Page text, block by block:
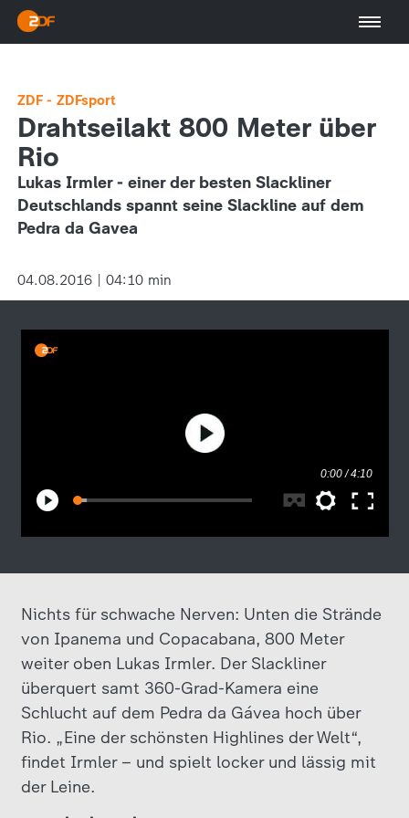
ZDF - ZDFsport
Drahtseilakt 800 Meter über
Rio
Lukas Irmler - einer der besten Slackliner
Deutschlands spannt seine Slackline auf dem
Pedra da Gavea
04.08.2016 | 04:10 min
Nichts für schwache Nerven: Unten die Strände
von Ipanema und Copacabana, 800 Meter
weiter oben Lukas Irmler. Der Slackliner
überquert samt 360-Grad-Kamera eine
Schlucht auf dem Pedra da Gávea hoch über
Rio. „Eine der schönsten Highlines der Welt“,
findet Irmler – und spielt locker und lässig mit
der Leine.